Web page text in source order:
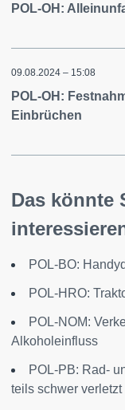
POL-OH:
09.08.2024 – 15:08
POL-OH:
Einbrüchen
Das könnte
POL-BO:
POL-HRO:
POL-NOM:
Alkoholeinfluss
POL-PB: Rad-
teils schwer verletzt